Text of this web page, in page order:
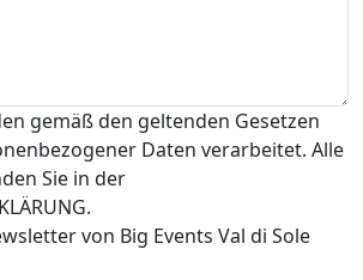
gemäß den geltenden Gesetzen
Daten verarbeitet. Alle
Sie in der
von Big Events Val di Sole